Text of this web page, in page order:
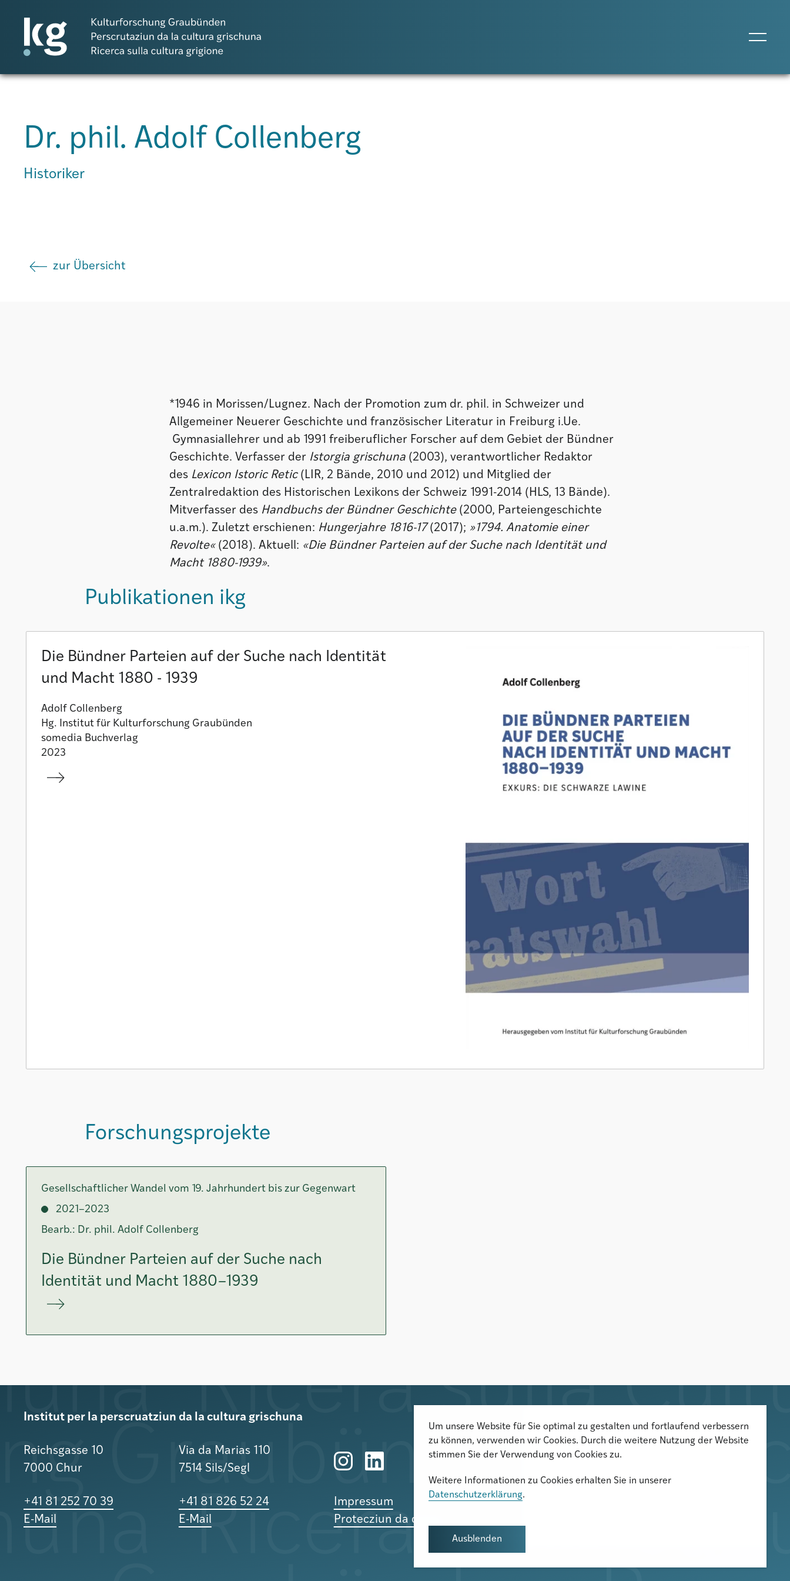
Projects
Publicaziuns
Agenda
Dr. phil. Adolf Collenberg
Historiker
zur Übersicht
*1946 in Morissen/Lugnez. Nach der Promotion zum dr. phil. in Schweizer und
Allgemeiner Neuerer Geschichte und französischer Literatur in Freiburg i.Ue.
Gymnasiallehrer und ab 1991 freiberuflicher Forscher auf dem Gebiet der Bündner
Geschichte. Verfasser der Istorgia grischuna (2003), verantwortlicher Redaktor
des Lexicon Istoric Retic (LIR, 2 Bände, 2010 und 2012) und Mitglied der
Zentralredaktion des Historischen Lexikons der Schweiz 1991-2014 (HLS, 13 Bände).
Mitverfasser des Handbuchs der Bündner Geschichte (2000, Parteiengeschichte
u.a.m.). Zuletzt erschienen: Hungerjahre 1816-17 (2017); »1794. Anatomie einer
Revolte«(2018). Aktuell: «Die Bündner Parteien auf der Suche nach Identität und
Macht 1880-1939».
Publikationen ikg
Die Bündner Parteien auf der Suche nach Identität
und Macht 1880 - 1939
Adolf Collenberg
Hg. Institut für Kulturforschung Graubünden
somedia Buchverlag
2023
Forschungsprojekte
Gesellschaftlicher Wandel vom 19. Jahrhundert bis zur Gegenwart
2021–2023
Bearb.: Dr. phil. Adolf Collenberg
Die Bündner Parteien auf der Suche nach
Identität und Macht 1880–1939
Institut per la perscruatziun da la cultura grischuna
Reichsgasse 10
7000 Chur
Via da Marias 110
7514 Sils/Segl
+41 81 252 70 39
E-Mail
+41 81 826 52 24
E-Mail
Impressum
Protecziun da datas
Der Newsletter informiert über
aktuelle Veranstaltungen,
Forschungsprojekte
Um unsere Website für Sie optimal zu gestalten und fortlaufend verbessern
zu können, verwenden wir Cookies. Durch die weitere Nutzung der Website
stimmen Sie der Verwendung von Cookies zu.
Weitere Informationen zu Cookies erhalten Sie in unserer
Datenschutzerklärung.
Ausblenden